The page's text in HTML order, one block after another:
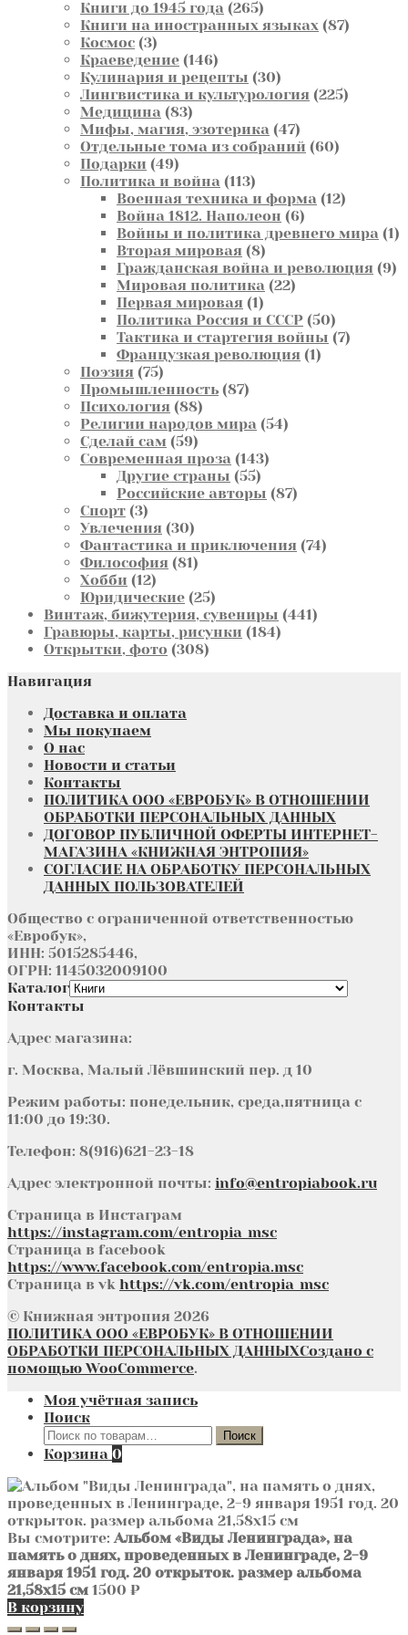
товаров
Книги до 1945 года 265265
товаров
Книги на иностранных языках 8787
Космос 33
товара
Краеведение 146146
товаров
Кулинария и рецепты 3030
товаров
Лингвистика и культурология 225225
Медицина 8383
товара
Мифы, магия, эзотерика 4747
товаров
Отдельные тома из собраний 6060
Подарки 4949
товаров
Политика и война 113113
товаров
Военная техника и форма 1212
Война 1812. Наполеон 66
товаров
Войны и политика древнего мира 11
Вторая мировая 88
товаров
Гражданская война и революция 99
Мировая политика 2222
Первая мировая 11
товар
Политика Россия и СССР 5050
товаров
Тактика и стартегия войны 77
Французкая революция 11
Поэзия 7575
товаров
Промышленность 8787
Психология 8888
товаров
Религии народов мира 5454
Сделай сам 5959
товаров
Современная проза 143143
Другие страны 5555
товаров
Российские авторы 8787
Спорт 33
товара
Увлечения 3030
товаров
Фантастика и приключения 7474
Философия 8181
Хобби 1212
товаров
Юридические 2525
товаров
Винтаж, бижутерия, сувениры 441441
Гравюры, карты, рисунки 184184
Открытки, фото 308308
Навигация
Доставка и оплата
Мы покупаем
О нас
Новости и статьи
Контакты
ПОЛИТИКА ООО «ЕВРОБУК» В ОТНОШЕНИИ
ОБРАБОТКИ ПЕРСОНАЛЬНЫХ ДАННЫХ
ДОГОВОР ПУБЛИЧНОЙ ОФЕРТЫ ИНТЕРНЕТ-
МАГАЗИНА «КНИЖНАЯ ЭНТРОПИЯ»
СОГЛАСИЕ НА ОБРАБОТКУ ПЕРСОНАЛЬНЫХ
ДАННЫХ ПОЛЬЗОВАТЕЛЕЙ
Общество с ограниченной ответственностью
«Евробук»,
ИНН: 5015285446,
ОГРН: 1145032009100
Каталог
Контакты
Адрес магазина:
г. Москва, Малый Лёвшинский пер. д 10
Режим работы: понедельник, среда,пятница с
11:00 до 19:30.
Телефон: 8(916)621-23-18
Адрес электронной почты: info@entropiabook.ru
Страница в Инстаграм
https://instagram.com/entropia_msc
Страница в facebook
https://www.facebook.com/entropia.msc
Страница в vk https://vk.com/entropia_msc
© Книжная энтропия 2026
ПОЛИТИКА ООО «ЕВРОБУК» В ОТНОШЕНИИ
ОБРАБОТКИ ПЕРСОНАЛЬНЫХ ДАННЫХСоздано с
помощью WooCommerce.
Моя учётная запись
Поиск
Искать:
Поиск
Корзина 0
Вы смотрите:Альбом «Виды Ленинграда», на
память о днях, проведенных в Ленинграде, 2-9
января 1951 год. 20 открыток. размер альбома
21,58х15 см 1500 ₽
В корзину